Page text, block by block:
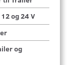
og 24 V
og